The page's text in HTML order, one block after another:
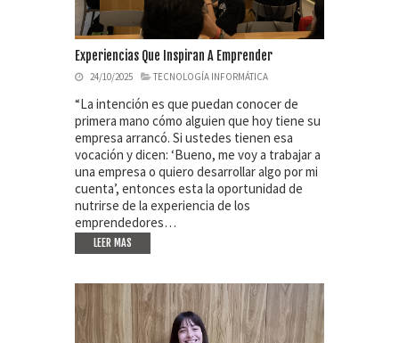
Experiencias Que Inspiran A Emprender
24/10/2025 TECNOLOGÍA INFORMÁTICA
“La intención es que puedan conocer de
primera mano cómo alguien que hoy tiene su
empresa arrancó. Si ustedes tienen esa
vocación y dicen: ‘Bueno, me voy a trabajar a
una empresa o quiero desarrollar algo por mi
cuenta’, entonces esta la oportunidad de
nutrirse de la experiencia de los
emprendedores…
LEER MAS